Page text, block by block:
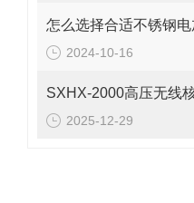
怎么选择合适不锈钢电
2024-10-16
SXHX-2000高压无线
2025-12-29